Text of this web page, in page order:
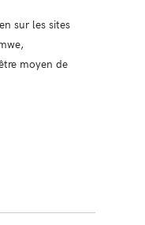
sur les sites
moyen de